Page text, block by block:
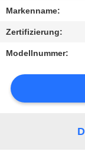
Markenname:
Zertifizierung:
Modellnummer: